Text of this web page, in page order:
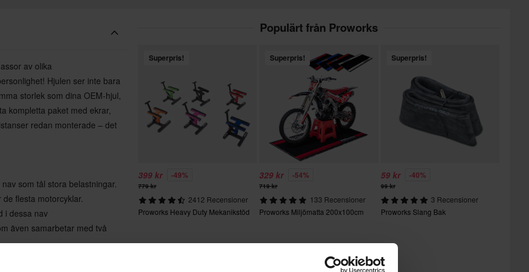
av olika
Hjulen ser inte bara
storlek som dina OEM-hjul,
kompletta paket med ekrar,
redan monterade – det
som tål stora belastningar.
flesta motorcyklar.
i dessa nav
även samarbetar med två
de bästa ekrarna som finns
Populärt från Proworks
Superpris!
399 kr -49%
779 kr
2412 Recensioner
Proworks Heavy Duty Mekanikstöd
Superpris!
329 kr -54%
719 kr
133 Recensioner
Proworks Miljömatta 200x100cm
Superpris!
59 kr -40%
99 kr
3 Recensioner
Proworks Slang Bak